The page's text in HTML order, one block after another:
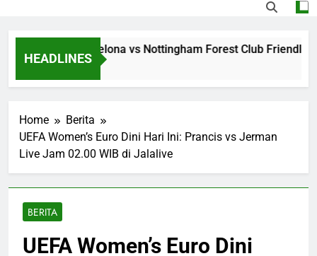
HEADLINES
Jalalive Barcelona vs Nottingham Forest Club Friendly
Home
Berita
UEFA Women’s Euro Dini Hari Ini: Prancis vs Jerman
Live Jam 02.00 WIB di Jalalive
BERITA
UEFA Women’s Euro Dini